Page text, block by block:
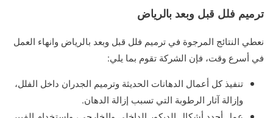
ترميم فلل قبل وبعد بالرياض
نعطي النتائج المرجوة في ترميم فلل قبل وبعد بالرياض وانهاء العمل
في أسرع وقت، فإن الشركة تقوم بما يلي:
تنفيذ كل أعمال الدهانات الحديثة وترميم الجدران داخل الفلل،
وإزالة آثار الرطوبة التي تسبب إزالة الدهان.